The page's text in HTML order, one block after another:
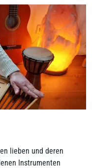
lieben und deren
Instrumenten